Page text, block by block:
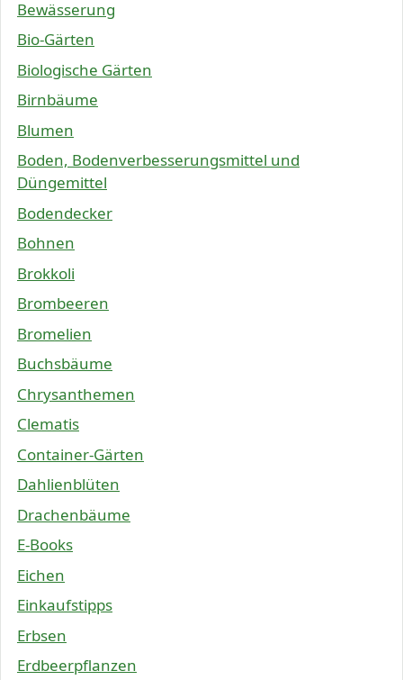
Bewässerung
Bio-Gärten
Biologische Gärten
Birnbäume
Blumen
Boden, Bodenverbesserungsmittel und
Düngemittel
Bodendecker
Bohnen
Brokkoli
Brombeeren
Bromelien
Buchsbäume
Chrysanthemen
Clematis
Container-Gärten
Dahlienblüten
Drachenbäume
E-Books
Eichen
Einkaufstipps
Erbsen
Erdbeerpflanzen